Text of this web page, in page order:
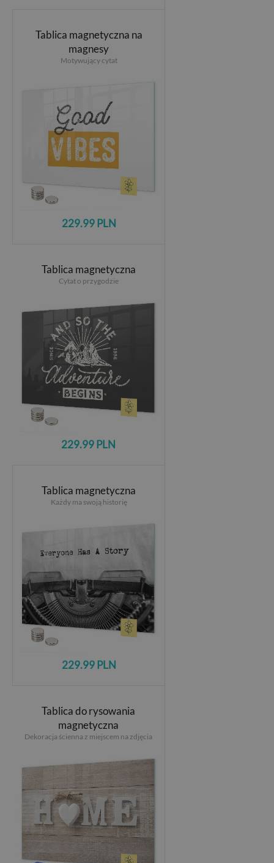
Tablica magnetyczna na
magnesy
Motywujący cytat
229.99 PLN
Tablica magnetyczna
Cytat o przygodzie
229.99 PLN
Tablica magnetyczna
Każdy ma swoją historię
229.99 PLN
Tablica do rysowania
magnetyczna
Dekoracja ścienna z miejscem na zdjęcia